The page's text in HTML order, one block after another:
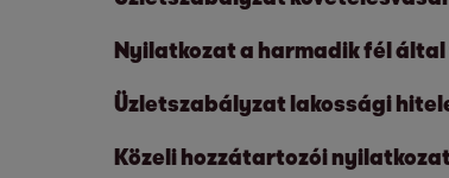
Nyilatkozat a harmadik fél
Üzletszabályzat lakossági
Közeli hozzátartozói nyilatkozat